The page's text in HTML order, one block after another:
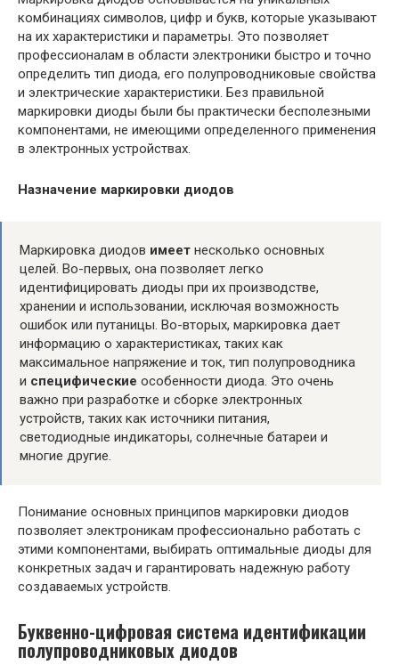
комбинациях символов, цифр и букв, которые указывают
на их характеристики и параметры. Это позволяет
профессионалам в области электроники быстро и точно
определить тип диода, его полупроводниковые свойства
и электрические характеристики. Без правильной
маркировки диоды были бы практически бесполезными
компонентами, не имеющими определенного применения
в электронных устройствах.
Назначение маркировки диодов
Маркировка диодов имеет несколько основных
целей. Во-первых, она позволяет легко
идентифицировать диоды при их производстве,
хранении и использовании, исключая возможность
ошибок или путаницы. Во-вторых, маркировка дает
информацию о характеристиках, таких как
максимальное напряжение и ток, тип полупроводника
и специфические особенности диода. Это очень
важно при разработке и сборке электронных
устройств, таких как источники питания,
светодиодные индикаторы, солнечные батареи и
многие другие.
Понимание основных принципов маркировки диодов
позволяет электроникам профессионально работать с
этими компонентами, выбирать оптимальные диоды для
конкретных задач и гарантировать надежную работу
создаваемых устройств.
Буквенно-цифровая система идентификации
полупроводниковых диодов